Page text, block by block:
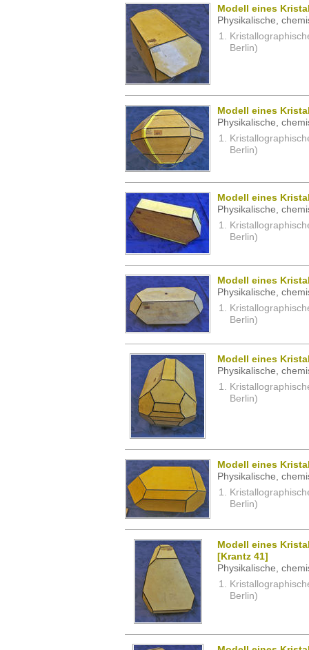
Modell eines
Physikalische,
Berlin)
Modell eines
Physikalische,
Berlin)
Modell eines
Physikalische,
Berlin)
Modell eines
Physikalische,
Berlin)
Modell eines
Physikalische,
Berlin)
Modell eines
Physikalische,
Berlin)
Modell eines
[Krantz 41]
Physikalische,
Berlin)